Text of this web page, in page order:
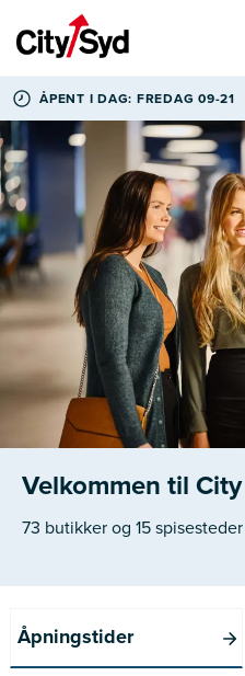
ÅPENT I DAG: FREDAG 09-21
Velkommen til
73 butikker og 15 spisesteder
Åpningstider